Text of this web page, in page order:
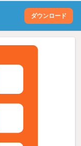
ダウンロード